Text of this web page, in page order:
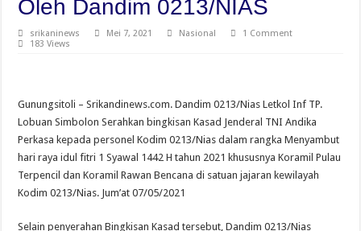
Oleh Dandim 0213/NIAS
srikaninews Mei 7, 2021 Nasional
1 Comment
183 Views
Gunungsitoli – Srikandinews.com. Dandim 0213/Nias Letkol Inf TP.
Lobuan Simbolon Serahkan bingkisan Kasad Jenderal TNI Andika
Perkasa kepada personel Kodim 0213/Nias dalam rangka Menyambut
hari raya idul fitri 1 Syawal 1442 H tahun 2021 khususnya Koramil Pulau
Terpencil dan Koramil Rawan Bencana di satuan jajaran kewilayah
Kodim 0213/Nias. Jum’at 07/05/2021
Selain penyerahan Bingkisan Kasad tersebut, Dandim 0213/Nias